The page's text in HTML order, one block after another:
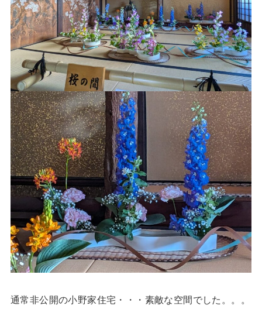
通常非公開の小野家住宅・・・素敵な空間でした。。。